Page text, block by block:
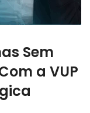
Sem
a VUP